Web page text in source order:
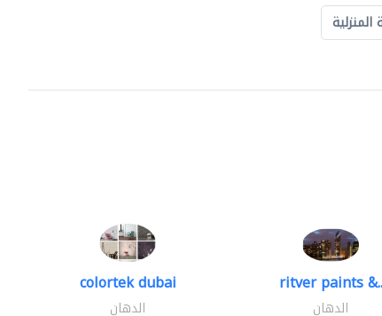
colortek dubai
الدهان
ritver paints &..
الدهان